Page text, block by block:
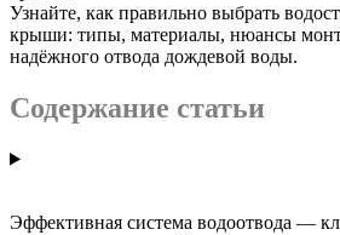
Узнайте, как правильно выбрать
крыши: типы, материалы, нюансы
надёжного отвода дождевой воды.
Содержание статьи
Эффективная система водоотвода —